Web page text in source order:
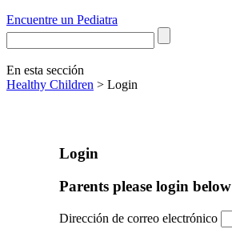
Encuentre un Pediatra
En esta sección
Healthy Children > Login
Login
Parents please login below
Dirección de correo electrónico